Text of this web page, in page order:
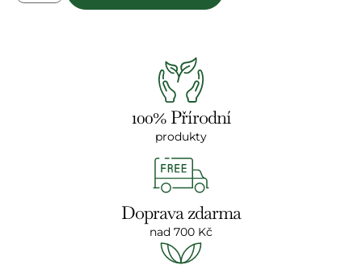
100% Přírodní
produkty
Doprava zdarma
nad 700 Kč